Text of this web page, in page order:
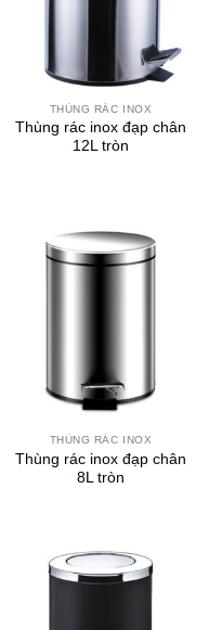
THÙNG RÁC INOX
Thùng rác inox đạp chân
12L tròn
THÙNG RÁC INOX
Thùng rác inox đạp chân
8L tròn